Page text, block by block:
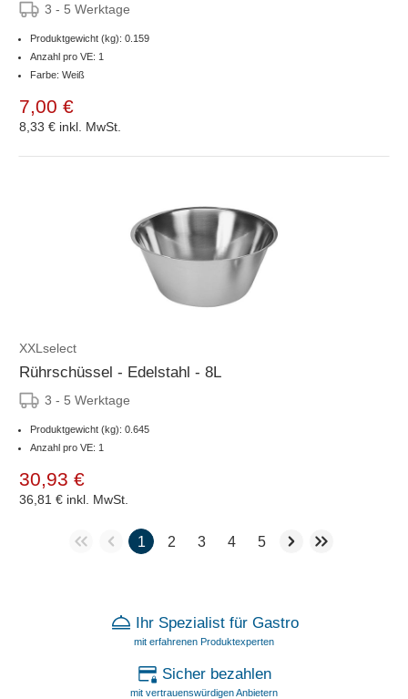
3 - 5 Werktage
Produktgewicht (kg): 0.159
Anzahl pro VE: 1
Farbe: Weiß
7,00 €
8,33 € inkl. MwSt.
XXLselect
Rührschüssel - Edelstahl - 8L
3 - 5 Werktage
Produktgewicht (kg): 0.645
Anzahl pro VE: 1
30,93 €
36,81 € inkl. MwSt.
1 2 3 4 5
Ihr Spezialist für Gastro
mit erfahrenen Produktexperten
Sicher bezahlen
mit vertrauenswürdigen Anbietern